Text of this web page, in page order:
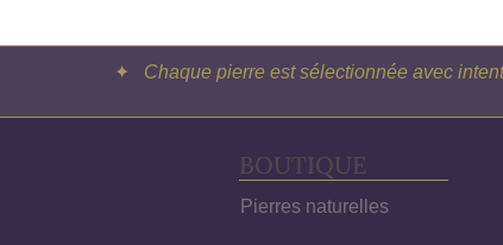
✦ Chaque pierre est sélectionnée avec
BOUTIQUE
Pierres naturelles